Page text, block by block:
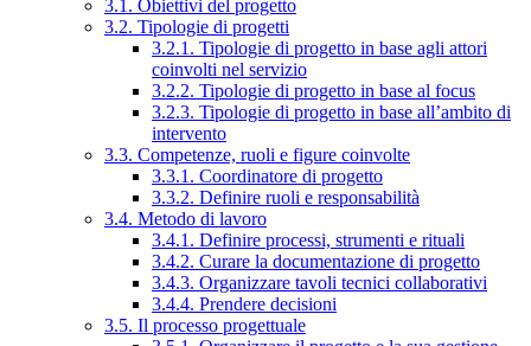
3.1. Obiettivi del progetto
3.2. Tipologie di progetti
3.2.1. Tipologie di progetto in base agli attori
coinvolti nel servizio
3.2.2. Tipologie di progetto in base al focus
3.2.3. Tipologie di progetto in base all’ambito di
intervento
3.3. Competenze, ruoli e figure coinvolte
3.3.1. Coordinatore di progetto
3.3.2. Definire ruoli e responsabilità
3.4. Metodo di lavoro
3.4.1. Definire processi, strumenti e rituali
3.4.2. Curare la documentazione di progetto
3.4.3. Organizzare tavoli tecnici collaborativi
3.4.4. Prendere decisioni
3.5. Il processo progettuale